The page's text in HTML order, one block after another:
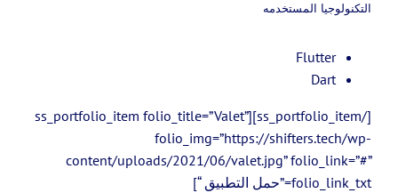
التكنولوجيا المستخدمه
Flutter
Dart
[/ss_portfolio_item][ss_portfolio_item folio_title=”Valet”
folio_img=”https://shifters.tech/wp-
content/uploads/2021/06/valet.jpg” folio_link=”#”
folio_link_txt=”حمل التطبيق “]